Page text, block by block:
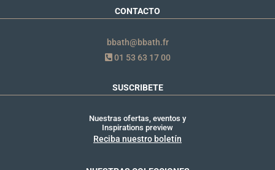
CONTACTO
bbath@bbath.fr
01 53 63 17 00
SUSCRIBETE
Nuestras ofertas, eventos y
Inspirations preview
Reciba nuestro boletín